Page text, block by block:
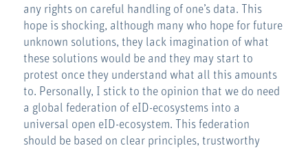
any rights on careful handling of one’s data. This
hope is shocking, although many who hope for future
unknown solutions, they lack imagination of what
these solutions would be and they may start to
protest once they understand what all this amounts
to. Personally, I stick to the opinion that we do need
a global federation of eID-ecosystems into a
universal open eID-ecosystem. This federation
should be based on clear principles, trustworthy